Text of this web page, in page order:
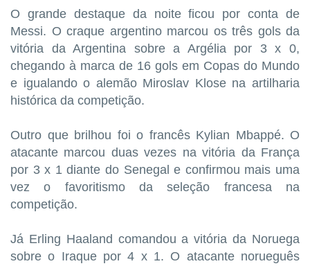
O grande destaque da noite ficou por conta de
Messi. O craque argentino marcou os três gols da
vitória da Argentina sobre a Argélia por 3 x 0,
chegando à marca de 16 gols em Copas do Mundo
e igualando o alemão Miroslav Klose na artilharia
histórica da competição.
Outro que brilhou foi o francês Kylian Mbappé. O
atacante marcou duas vezes na vitória da França
por 3 x 1 diante do Senegal e confirmou mais uma
vez o favoritismo da seleção francesa na
competição.
Já Erling Haaland comandou a vitória da Noruega
sobre o Iraque por 4 x 1. O atacante norueguês